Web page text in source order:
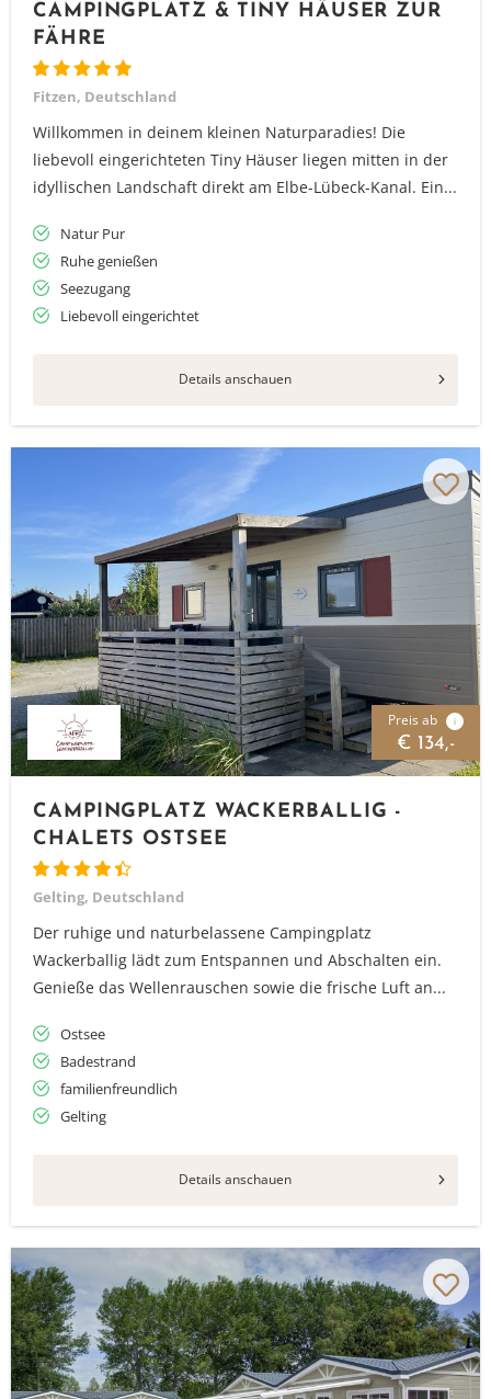
CAMPINGPLATZ & TINY HÄUSER ZUR
FÄHRE
Fitzen, Deutschland
Willkommen in deinem kleinen Naturparadies! Die
liebevoll eingerichteten Tiny Häuser liegen mitten in der
idyllischen Landschaft direkt am Elbe-Lübeck-Kanal. Ein...
Natur Pur
Ruhe genießen
Seezugang
Liebevoll eingerichtet
Details anschauen
Preis ab i
€ 134,-
CAMPINGPLATZ WACKERBALLIG -
CHALETS OSTSEE
Gelting, Deutschland
Der ruhige und naturbelassene Campingplatz
Wackerballig lädt zum Entspannen und Abschalten ein.
Genieße das Wellenrauschen sowie die frische Luft an...
Ostsee
Badestrand
familienfreundlich
Gelting
Details anschauen